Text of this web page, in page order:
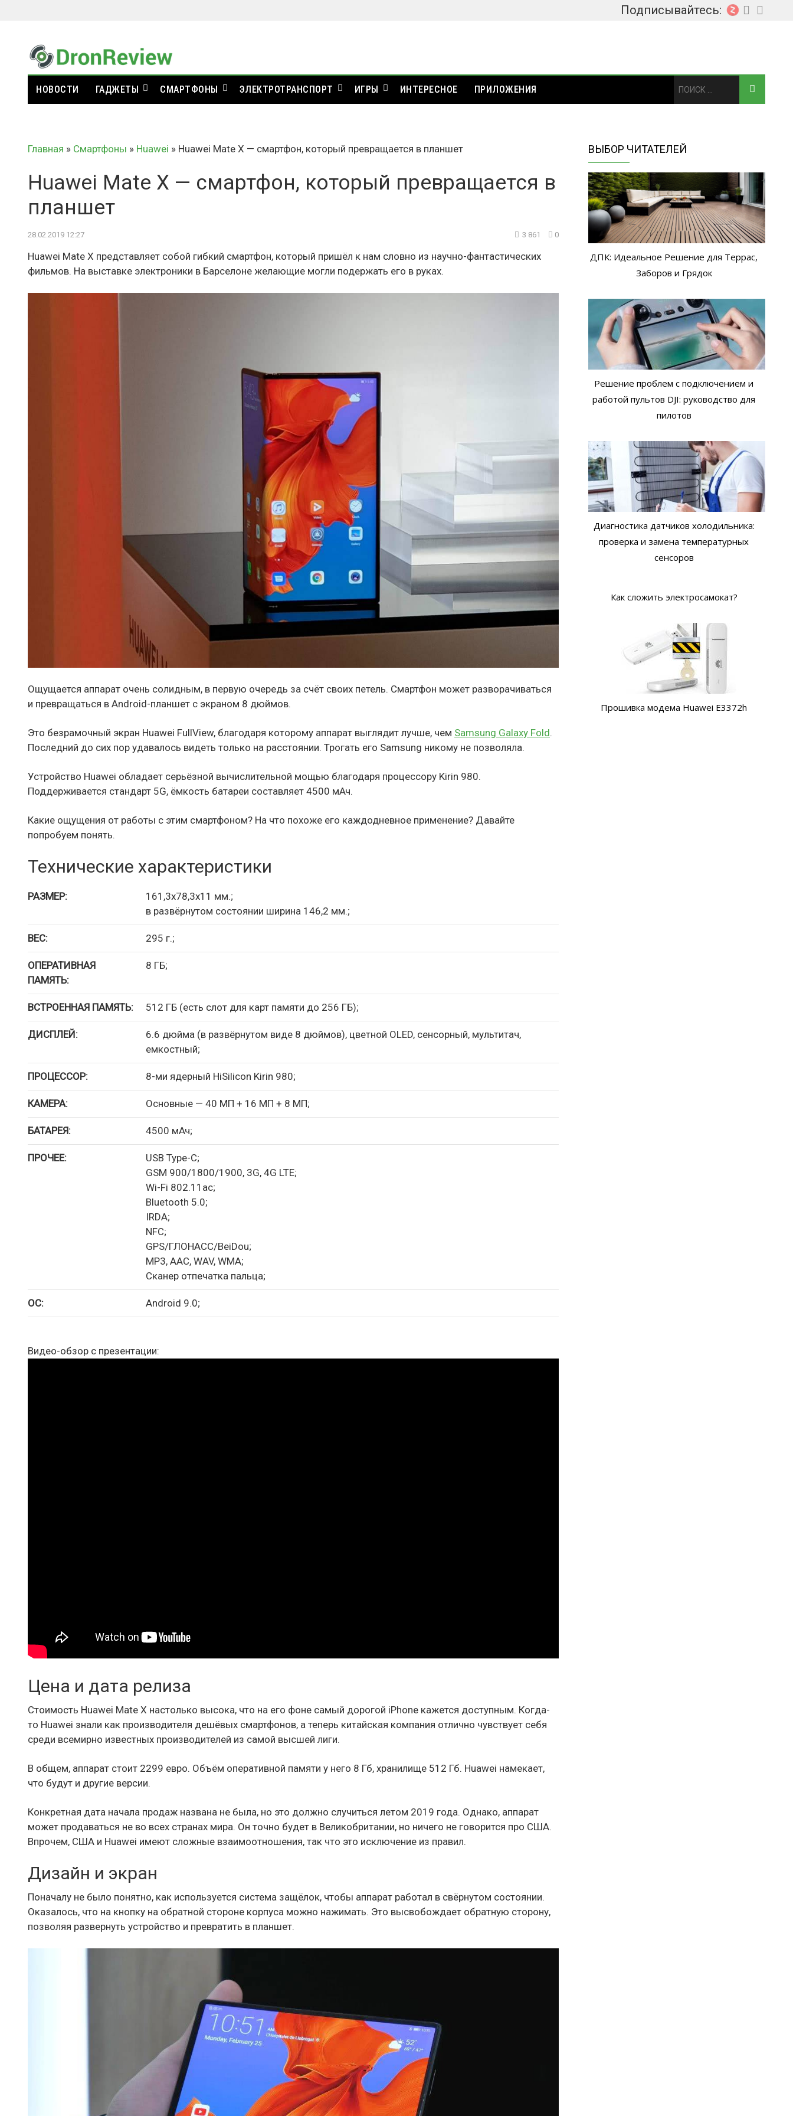
Подписывайтесь:
НОВОСТИ ГАДЖЕТЫ СМАРТФОНЫ ЭЛЕКТРОТРАНСПОРТ ИГРЫ ИНТЕРЕСНОЕ ПРИЛОЖЕНИЯ
Главная » Смартфоны » Huawei » Huawei Mate X — смартфон, который превращается в планшет
Huawei Mate X — смартфон, который превращается в
планшет
28.02.2019 12:27 3 861 0
Huawei Mate X представляет собой гибкий смартфон, который пришёл к нам словно из научно-фантастических
фильмов. На выставке электроники в Барселоне желающие могли подержать его в руках.
Ощущается аппарат очень солидным, в первую очередь за счёт своих петель. Смартфон может разворачиваться
и превращаться в Android-планшет с экраном 8 дюймов.
Это безрамочный экран Huawei FullView, благодаря которому аппарат выглядит лучше, чем Samsung Galaxy Fold.
Последний до сих пор удавалось видеть только на расстоянии. Трогать его Samsung никому не позволяла.
Устройство Huawei обладает серьёзной вычислительной мощью благодаря процессору Kirin 980.
Поддерживается стандарт 5G, ёмкость батареи составляет 4500 мАч.
Какие ощущения от работы с этим смартфоном? На что похоже его каждодневное применение? Давайте
попробуем понять.
Технические характеристики
РАЗМЕР:
161,3х78,3х11 мм.;
в развёрнутом состоянии ширина 146,2 мм.;
ВЕС: 295 г.;
ОПЕРАТИВНАЯ
ПАМЯТЬ:
8 ГБ;
ВСТРОЕННАЯ ПАМЯТЬ: 512 ГБ (есть слот для карт памяти до 256 ГБ);
ДИСПЛЕЙ:
6.6 дюйма (в развёрнутом виде 8 дюймов), цветной OLED, сенсорный, мультитач,
емкостный;
ПРОЦЕССОР: 8-ми ядерный HiSilicon Kirin 980;
КАМЕРА: Основные — 40 МП + 16 МП + 8 МП;
БАТАРЕЯ: 4500 мАч;
ПРОЧЕЕ:
USB Type-C;
GSM 900/1800/1900, 3G, 4G LTE;
Wi-Fi 802.11ac;
Bluetooth 5.0;
IRDA;
NFC;
GPS/ГЛОНАСС/BeiDou;
MP3, AAC, WAV, WMA;
Сканер отпечатка пальца;
ОС: Android 9.0;
Видео-обзор с презентации:
Цена и дата релиза
Стоимость Huawei Mate X настолько высока, что на его фоне самый дорогой iPhone кажется доступным. Когда-
то Huawei знали как производителя дешёвых смартфонов, а теперь китайская компания отлично чувствует себя
среди всемирно известных производителей из самой высшей лиги.
В общем, аппарат стоит 2299 евро. Объём оперативной памяти у него 8 Гб, хранилище 512 Гб. Huawei намекает,
что будут и другие версии.
Конкретная дата начала продаж названа не была, но это должно случиться летом 2019 года. Однако, аппарат
может продаваться не во всех странах мира. Он точно будет в Великобритании, но ничего не говорится про США.
Впрочем, США и Huawei имеют сложные взаимоотношения, так что это исключение из правил.
Дизайн и экран
Поначалу не было понятно, как используется система защёлок, чтобы аппарат работал в свёрнутом состоянии.
Оказалось, что на кнопку на обратной стороне корпуса можно нажимать. Это высвобождает обратную сторону,
позволяя развернуть устройство и превратить в планшет.
ВЫБОР ЧИТАТЕЛЕЙ
ДПК: Идеальное Решение для Террас,
Заборов и Грядок
Решение проблем с подключением и
работой пультов DJI: руководство для
пилотов
Диагностика датчиков холодильника:
проверка и замена температурных
сенсоров
Как сложить электросамокат?
Прошивка модема Huawei E3372h